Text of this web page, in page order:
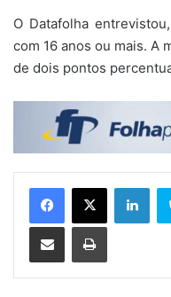
O Datafolha
com 16 anos ou mais. A
de dois pontos